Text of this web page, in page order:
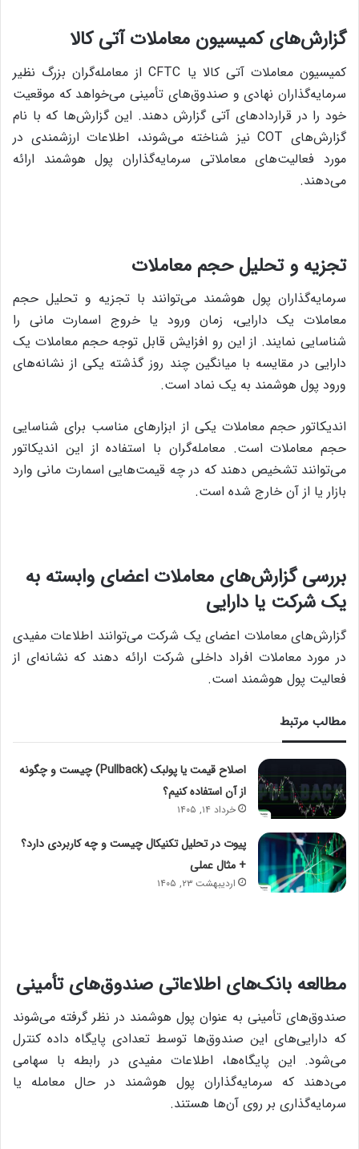
گزارش‌های کمیسیون معاملات آتی کالا
کمیسیون معاملات آتی کالا یا CFTC از معامله‌گران بزرگ نظیر
سرمایه‌گذاران نهادی و صندوق‌های تأمینی می‌خواهد که موقعیت
خود را در قراردادهای آتی گزارش دهند. این گزارش‌ها که با نام
گزارش‌های COT نیز شناخته می‌شوند، اطلاعات ارزشمندی در
مورد فعالیت‌های معاملاتی سرمایه‌گذاران پول هوشمند ارائه
می‌دهند.
تجزیه و تحلیل حجم معاملات
سرمایه‌گذاران پول هوشمند می‌توانند با تجزیه و تحلیل حجم
معاملات یک دارایی، زمان ورود یا خروج اسمارت مانی را
شناسایی نمایند. از این رو افزایش قابل توجه حجم معاملات یک
دارایی در مقایسه با میانگین چند روز گذشته یکی از نشانه‌های
ورود پول هوشمند به یک نماد است.
اندیکاتور حجم معاملات یکی از ابزارهای مناسب برای شناسایی
حجم معاملات است. معامله‌گران با استفاده از این اندیکاتور
می‌توانند تشخیص دهند که در چه قیمت‌هایی اسمارت مانی وارد
بازار یا از آن خارج شده است.
بررسی گزارش‌های معاملات اعضای وابسته به
یک شرکت یا دارایی
گزارش‌های معاملات اعضای یک شرکت می‌توانند اطلاعات مفیدی
در مورد معاملات افراد داخلی شرکت ارائه دهند که نشانه‌ای از
فعالیت پول هوشمند است.
مطالب مرتبط
اصلاح قیمت یا پولبک (Pullback) چیست و چگونه
از آن استفاده کنیم؟
خرداد ۱۴, ۱۴۰۵
پیوت در تحلیل تکنیکال چیست و چه کاربردی دارد؟
+ مثال عملی
اردیبهشت ۲۳, ۱۴۰۵
مطالعه بانک‌های اطلاعاتی صندوق‌های تأمینی
صندوق‌های تأمینی به عنوان پول هوشمند در نظر گرفته می‌شوند
که دارایی‌های این صندوق‌ها توسط تعدادی پایگاه داده کنترل
می‌شود. این پایگاه‌ها، اطلاعات مفیدی در رابطه با سهامی
می‌دهند که سرمایه‌گذاران پول هوشمند در حال معامله یا
سرمایه‌گذاری بر روی آن‌ها هستند.